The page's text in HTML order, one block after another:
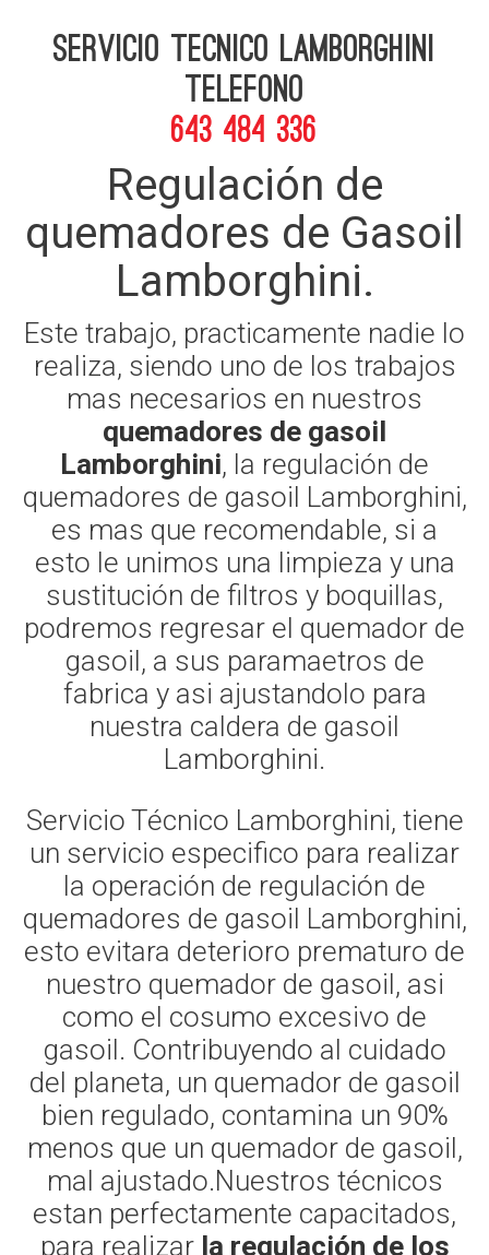
Servicio Tecnico Lamborghini
telefono
643 484 336
Regulación de
quemadores de Gasoil
Lamborghini.
Este trabajo, practicamente nadie lo
realiza, siendo uno de los trabajos
mas necesarios en nuestros
quemadores de gasoil
Lamborghini, la regulación de
quemadores de gasoil Lamborghini,
es mas que recomendable, si a
esto le unimos una limpieza y una
sustitución de filtros y boquillas,
podremos regresar el quemador de
gasoil, a sus paramaetros de
fabrica y asi ajustandolo para
nuestra caldera de gasoil
Lamborghini.
Servicio Técnico Lamborghini, tiene
un servicio especifico para realizar
la operación de regulación de
quemadores de gasoil Lamborghini,
esto evitara deterioro prematuro de
nuestro quemador de gasoil, asi
como el cosumo excesivo de
gasoil. Contribuyendo al cuidado
del planeta, un quemador de gasoil
bien regulado, contamina un 90%
menos que un quemador de gasoil,
mal ajustado.Nuestros técnicos
estan perfectamente capacitados,
para realizar la regulación de los